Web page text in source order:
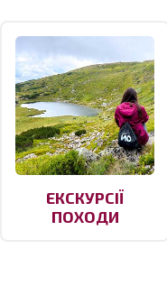
ЕКСКУРСІЇ
ПОХОДИ